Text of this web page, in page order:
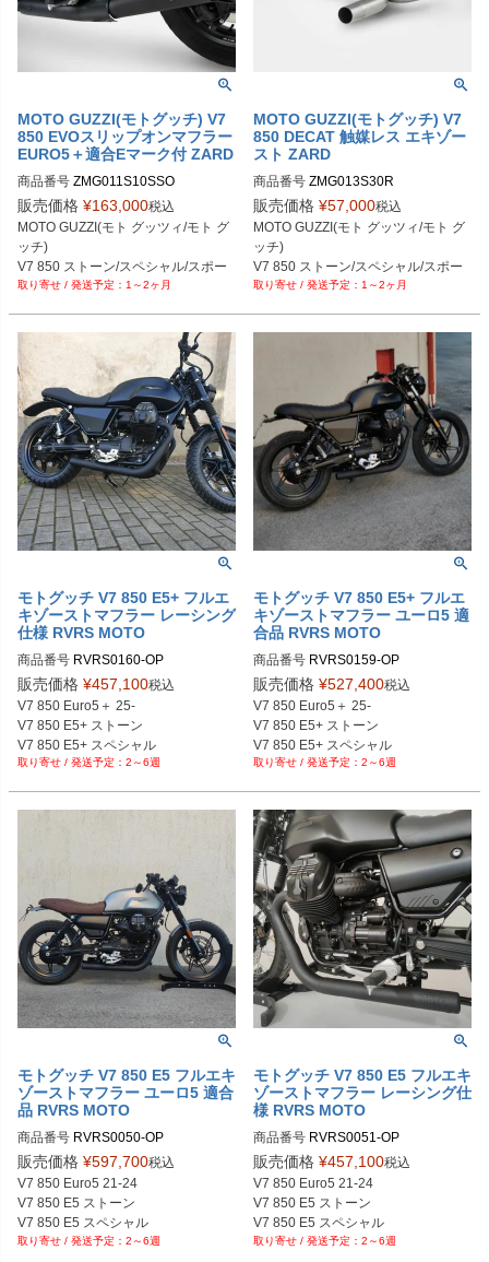
MOTO GUZZI(モトグッチ) V7
850 EVOスリップオンマフラー
EURO5＋適合Eマーク付 ZARD
商品番号 ZMG011S10SSO
ZMG011S10SSO-P：ポリッシュ
ZMG011S10SSO-B：ブラック
販売価格 ¥163,000税込
MOTO GUZZI(モト グッツィ/モト グ
ッチ)
V7 850 ストーン/スペシャル/スポー
1～2ヶ月
MOTO GUZZI(モトグッチ) V7
850 DECAT 触媒レス エキゾー
スト ZARD
商品番号 ZMG013S30R
販売価格 ¥57,000税込
MOTO GUZZI(モト グッツィ/モト グ
ッチ)
V7 850 ストーン/スペシャル/スポー
1～2ヶ月
モトグッチ V7 850 E5+ フルエ
キゾーストマフラー レーシング
仕様 RVRS MOTO
商品番号 RVRS0160-OP
RVRS0158：クローム
RVRS0160：未塗装
販売価格 ¥457,100税込
V7 850 Euro5＋ 25-
V7 850 E5+ ストーン
V7 850 E5+ スペシャル
V7 850 E5+  スポーツ
2～6週
モトグッチ V7 850 E5+ フルエ
キゾーストマフラー ユーロ5 適
合品 RVRS MOTO
商品番号 RVRS0159-OP
RVRS0157：クローム
RVRS0159：未塗装
RVRS0161：ブラッシュ
販売価格 ¥527,400税込
V7 850 Euro5＋ 25-
V7 850 E5+ ストーン
V7 850 E5+ スペシャル
V7 850 E5+  スポーツ
2～6週
モトグッチ V7 850 E5 フルエキ
ゾーストマフラー ユーロ5 適合
品 RVRS MOTO
商品番号 RVRS0050-OP
RVRS0050：クローム
RVRS0052：セラミックブラック
販売価格 ¥597,700税込
V7 850 Euro5 21-24
V7 850 E5 ストーン
V7 850 E5 スペシャル
2～6週
モトグッチ V7 850 E5 フルエキ
ゾーストマフラー レーシング仕
様 RVRS MOTO
商品番号 RVRS0051-OP
RVRS0051：クローム
RVRS0053：セラミックブラック
販売価格 ¥457,100税込
V7 850 Euro5 21-24
V7 850 E5 ストーン
V7 850 E5 スペシャル
2～6週